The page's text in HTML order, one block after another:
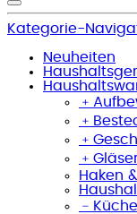
Kategorie-
Neuheiten
﹢
﹢
﹢
﹢
Haken
﹣